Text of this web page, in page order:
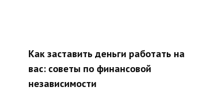
Как заставить деньги работать на
вас: советы по финансовой
независимости